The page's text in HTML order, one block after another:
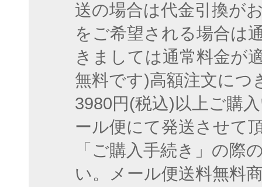
送の場合は代金引換が
をご希望される場合は
きましては通常料金が
無料です)高額注文に
3980円(税込)以上ご購
ール便にて発送させ
「ご購入手続き」の際
い。メール便送料無料